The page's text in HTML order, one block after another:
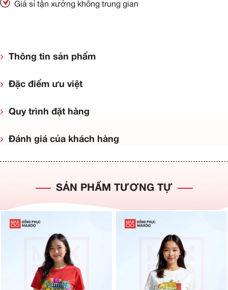
Giá sỉ tận xưởng không trung gian
Thông tin sản phẩm
Đặc điểm ưu việt
Quy trình đặt hàng
Đánh giá của khách hàng
SẢN PHẨM TƯƠNG TỰ